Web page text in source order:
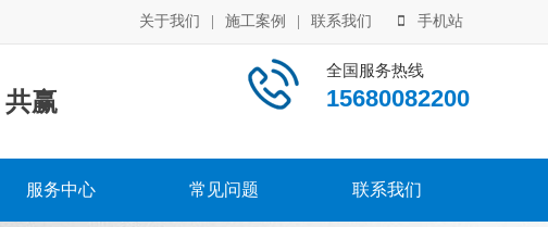
关于我们 施工案例 联系我们 手机站
共赢
全国服务热线
15680082200
服务中心 常见问题 联系我们